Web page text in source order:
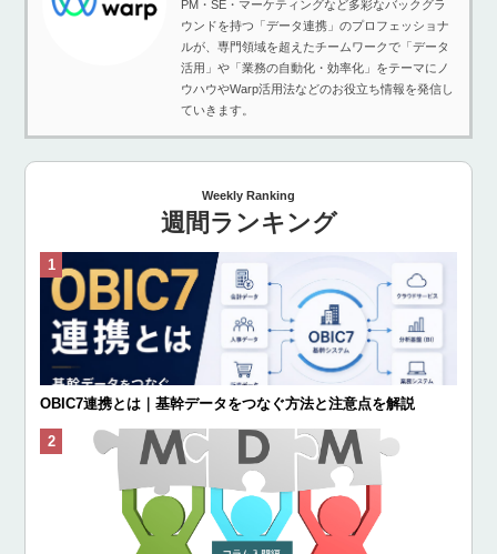
PM・SE・マーケティングなど多彩なバックグラ
ウンドを持つ「データ連携」のプロフェッショナ
ルが、専門領域を超えたチームワークで「データ
活用」や「業務の自動化・効率化」をテーマにノ
ウハウやWarp活用法などのお役立ち情報を発信し
ていきます。
Weekly Ranking
週間ランキング
OBIC7連携とは｜基幹データをつなぐ方法と注意点を解説